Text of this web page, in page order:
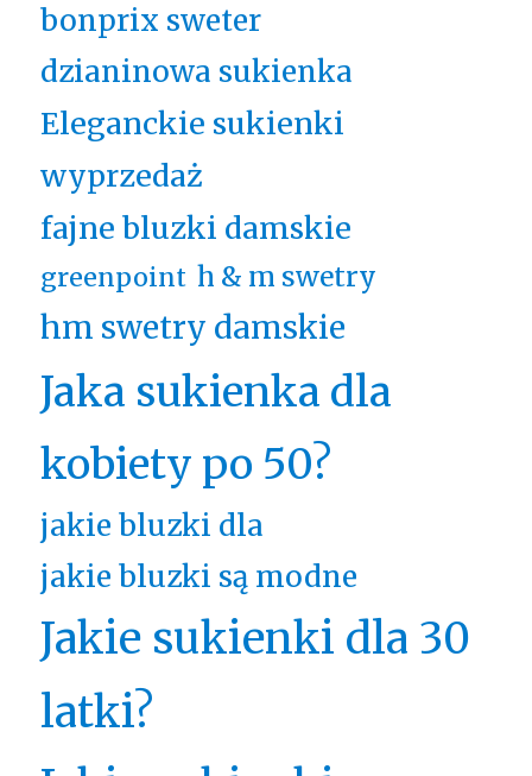
bonprix sweter
dzianinowa sukienka
Eleganckie sukienki
wyprzedaż
fajne bluzki damskie
greenpoint h & m swetry
hm swetry damskie
Jaka sukienka dla
kobiety po 50?
jakie bluzki dla
jakie bluzki są modne
Jakie sukienki dla 30
latki?